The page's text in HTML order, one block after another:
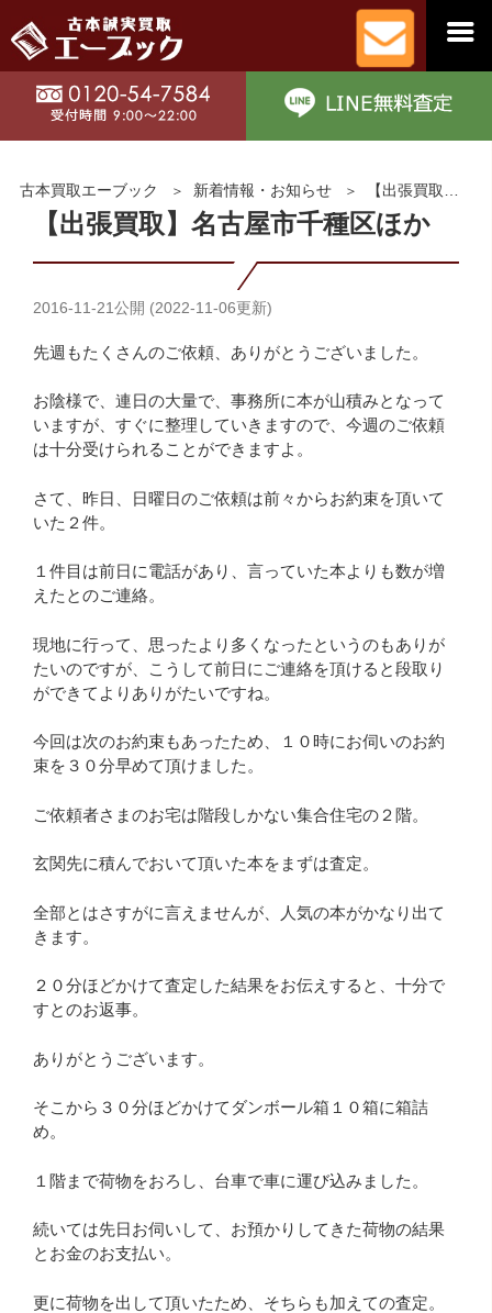
古本買取エーブック 新着情報・お知らせ 【出張買取】名古屋市千種区ほか
【出張買取】名古屋市千種区ほか
2016-11-21公開 (2022-11-06更新)
先週もたくさんのご依頼、ありがとうございました。
お陰様で、連日の大量で、事務所に本が山積みとなって
いますが、すぐに整理していきますので、今週のご依頼
は十分受けられることができますよ。
さて、昨日、日曜日のご依頼は前々からお約束を頂いて
いた２件。
１件目は前日に電話があり、言っていた本よりも数が増
えたとのご連絡。
現地に行って、思ったより多くなったというのもありが
たいのですが、こうして前日にご連絡を頂けると段取り
ができてよりありがたいですね。
今回は次のお約束もあったため、１０時にお伺いのお約
束を３０分早めて頂けました。
ご依頼者さまのお宅は階段しかない集合住宅の２階。
玄関先に積んでおいて頂いた本をまずは査定。
全部とはさすがに言えませんが、人気の本がかなり出て
きます。
２０分ほどかけて査定した結果をお伝えすると、十分で
すとのお返事。
ありがとうございます。
そこから３０分ほどかけてダンボール箱１０箱に箱詰
め。
１階まで荷物をおろし、台車で車に運び込みました。
続いては先日お伺いして、お預かりしてきた荷物の結果
とお金のお支払い。
更に荷物を出して頂いたため、そちらも加えての査定。